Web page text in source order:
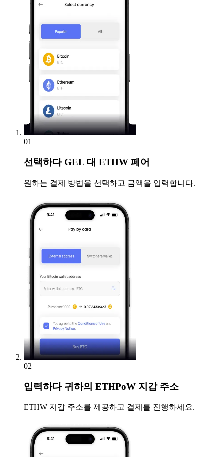
01
선택하다GEL 대 ETHW 페어
원하는 결제 방법을 선택하고 금액을 입력합니다.
02
입력하다귀하의 ETHPoW 지갑 주소
ETHW 지갑 주소를 제공하고 결제를 진행하세요.